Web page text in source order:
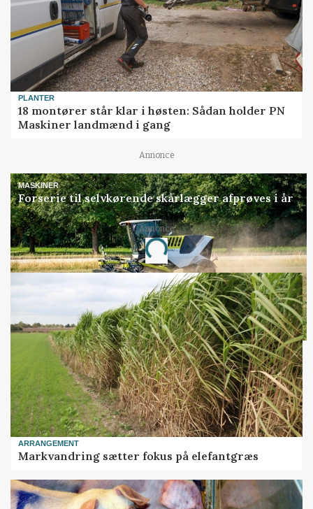
PLANTER
18 montører står klar i høsten: Sådan holder PN
Maskiner landmænd i gang
Annonce
MASKINER
Forserie til selvkørende skårlægger afprøves i år
Annonce
Loading...
ARRANGEMENT
Markvandring sætter fokus på elefantgræs